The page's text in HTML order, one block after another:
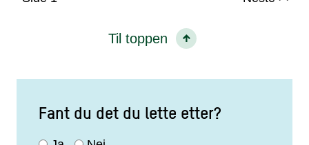
Til toppen
Fant du det du lette etter?